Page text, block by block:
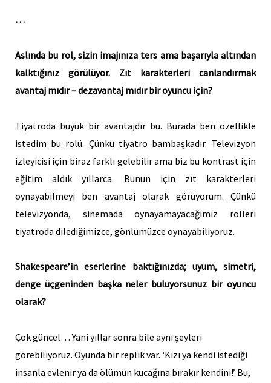
…
Aslında bu rol, sizin imajınıza ters ama başarıyla altından
kalktığınız görülüyor. Zıt karakterleri canlandırmak
avantaj mıdır – dezavantaj mıdır bir oyuncu için?
Tiyatroda büyük bir avantajdır bu. Burada ben özellikle
istedim bu rolü. Çünkü tiyatro bambaşkadır. Televizyon
izleyicisi için biraz farklı gelebilir ama biz bu kontrast için
eğitim aldık yıllarca. Bunun için zıt karakterleri
oynayabilmeyi ben avantaj olarak görüyorum. Çünkü
televizyonda, sinemada oynayamayacağımız rolleri
tiyatroda dilediğimizce, gönlümüzce oynayabiliyoruz.
Shakespeare’in eserlerine baktığınızda; uyum, simetri,
denge üçgeninden başka neler buluyorsunuz bir oyuncu
olarak?
Çok güncel… Yani yıllar sonra bile aynı şeyleri
görebiliyoruz. Oyunda bir replik var. ‘Kızı ya kendi istediği
insanla evlenir ya da ölümün kucağına bırakır kendini!’ Bu,